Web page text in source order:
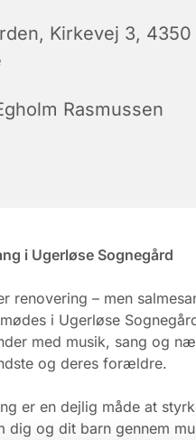
Kirkevej 3, 4350
Rasmussen
i Ugerløse Sognegård
renovering – men
i Ugerløse
med musik, sang og
og deres forældre.
er en dejlig måde at
dig og dit barn gennem